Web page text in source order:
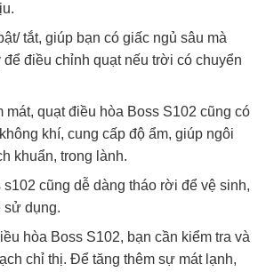
tắt, giúp bạn có giấc ngủ sâu mà
điều chỉnh quạt nếu trời có chuyển
mát, quạt điều hòa Boss S102 cũng có
khí, cung cấp độ ẩm, giúp ngôi
khuẩn, trong lành.
cũng dễ dàng tháo rời để vệ sinh,
sử dụng.
hòa Boss S102, bạn cần kiểm tra và
chỉ thị. Để tăng thêm sự mát lạnh,